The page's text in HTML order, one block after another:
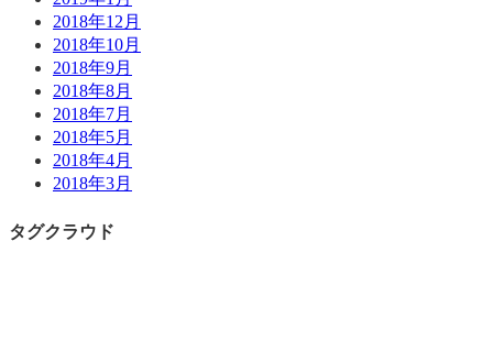
2018年12月
2018年10月
2018年9月
2018年8月
2018年7月
2018年5月
2018年4月
2018年3月
タグクラウド